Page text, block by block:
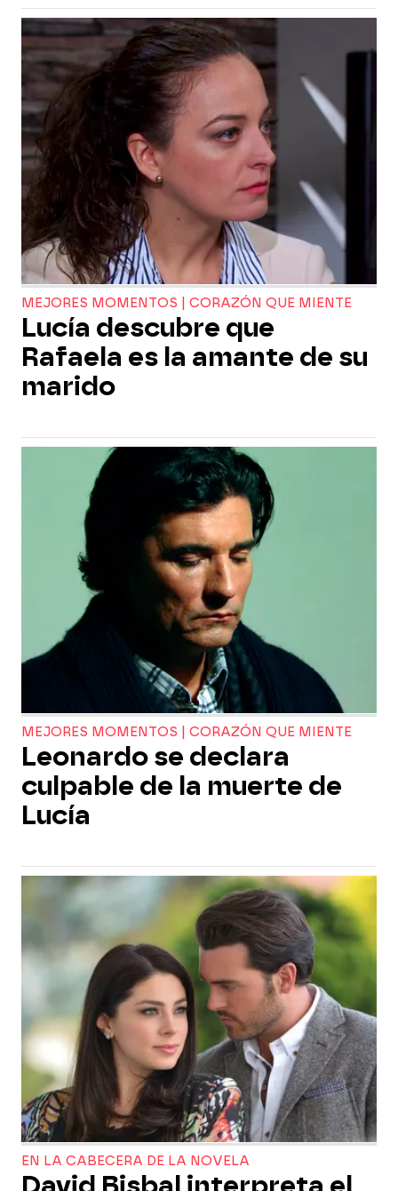
MEJORES MOMENTOS | CORAZÓN QUE MIENTE
Lucía descubre que
Rafaela es la amante de su
marido
MEJORES MOMENTOS | CORAZÓN QUE MIENTE
Leonardo se declara
culpable de la muerte de
Lucía
EN LA CABECERA DE LA NOVELA